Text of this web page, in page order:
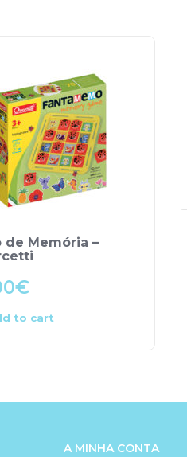
de Memória –
€
to cart
A MINHA CONTA